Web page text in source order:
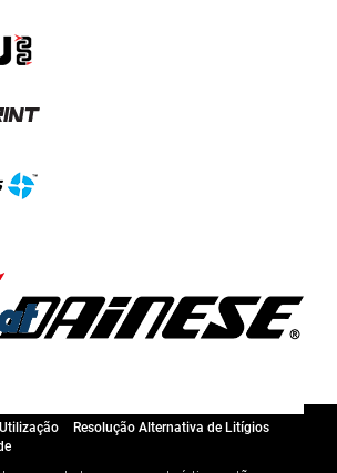
Resolução Alternativa de Litígios